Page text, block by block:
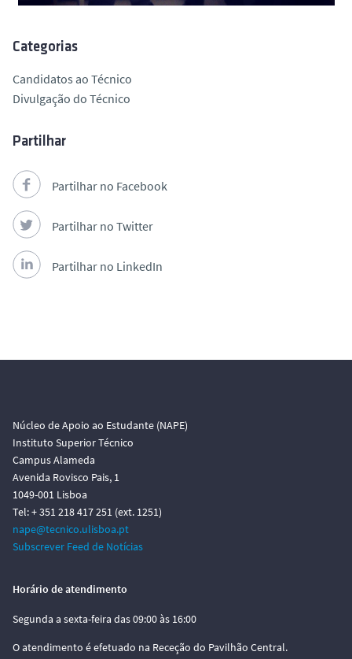
Categorias
Candidatos ao Técnico
Divulgação do Técnico
Partilhar
Partilhar no Facebook
Partilhar no Twitter
Partilhar no LinkedIn
Núcleo de Apoio ao Estudante (NAPE)
Instituto Superior Técnico
Campus Alameda
Avenida Rovisco Pais, 1
1049-001 Lisboa
Tel: + 351 218 417 251 (ext. 1251)
nape@tecnico.ulisboa.pt
Subscrever Feed de Notícias
Horário de atendimento
Segunda a sexta-feira das 09:00 às 16:00
O atendimento é efetuado na Receção do Pavilhão Central.